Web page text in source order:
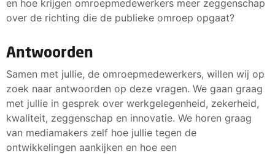
en hoe krijgen omroepmedewerkers meer zeggenschap
over de richting die de publieke omroep opgaat?
Antwoorden
Samen met jullie, de omroepmedewerkers, willen wij op
zoek naar antwoorden op deze vragen. We gaan graag
met jullie in gesprek over werkgelegenheid, zekerheid,
kwaliteit, zeggenschap en innovatie. We horen graag
van mediamakers zelf hoe jullie tegen de
ontwikkelingen aankijken en hoe een